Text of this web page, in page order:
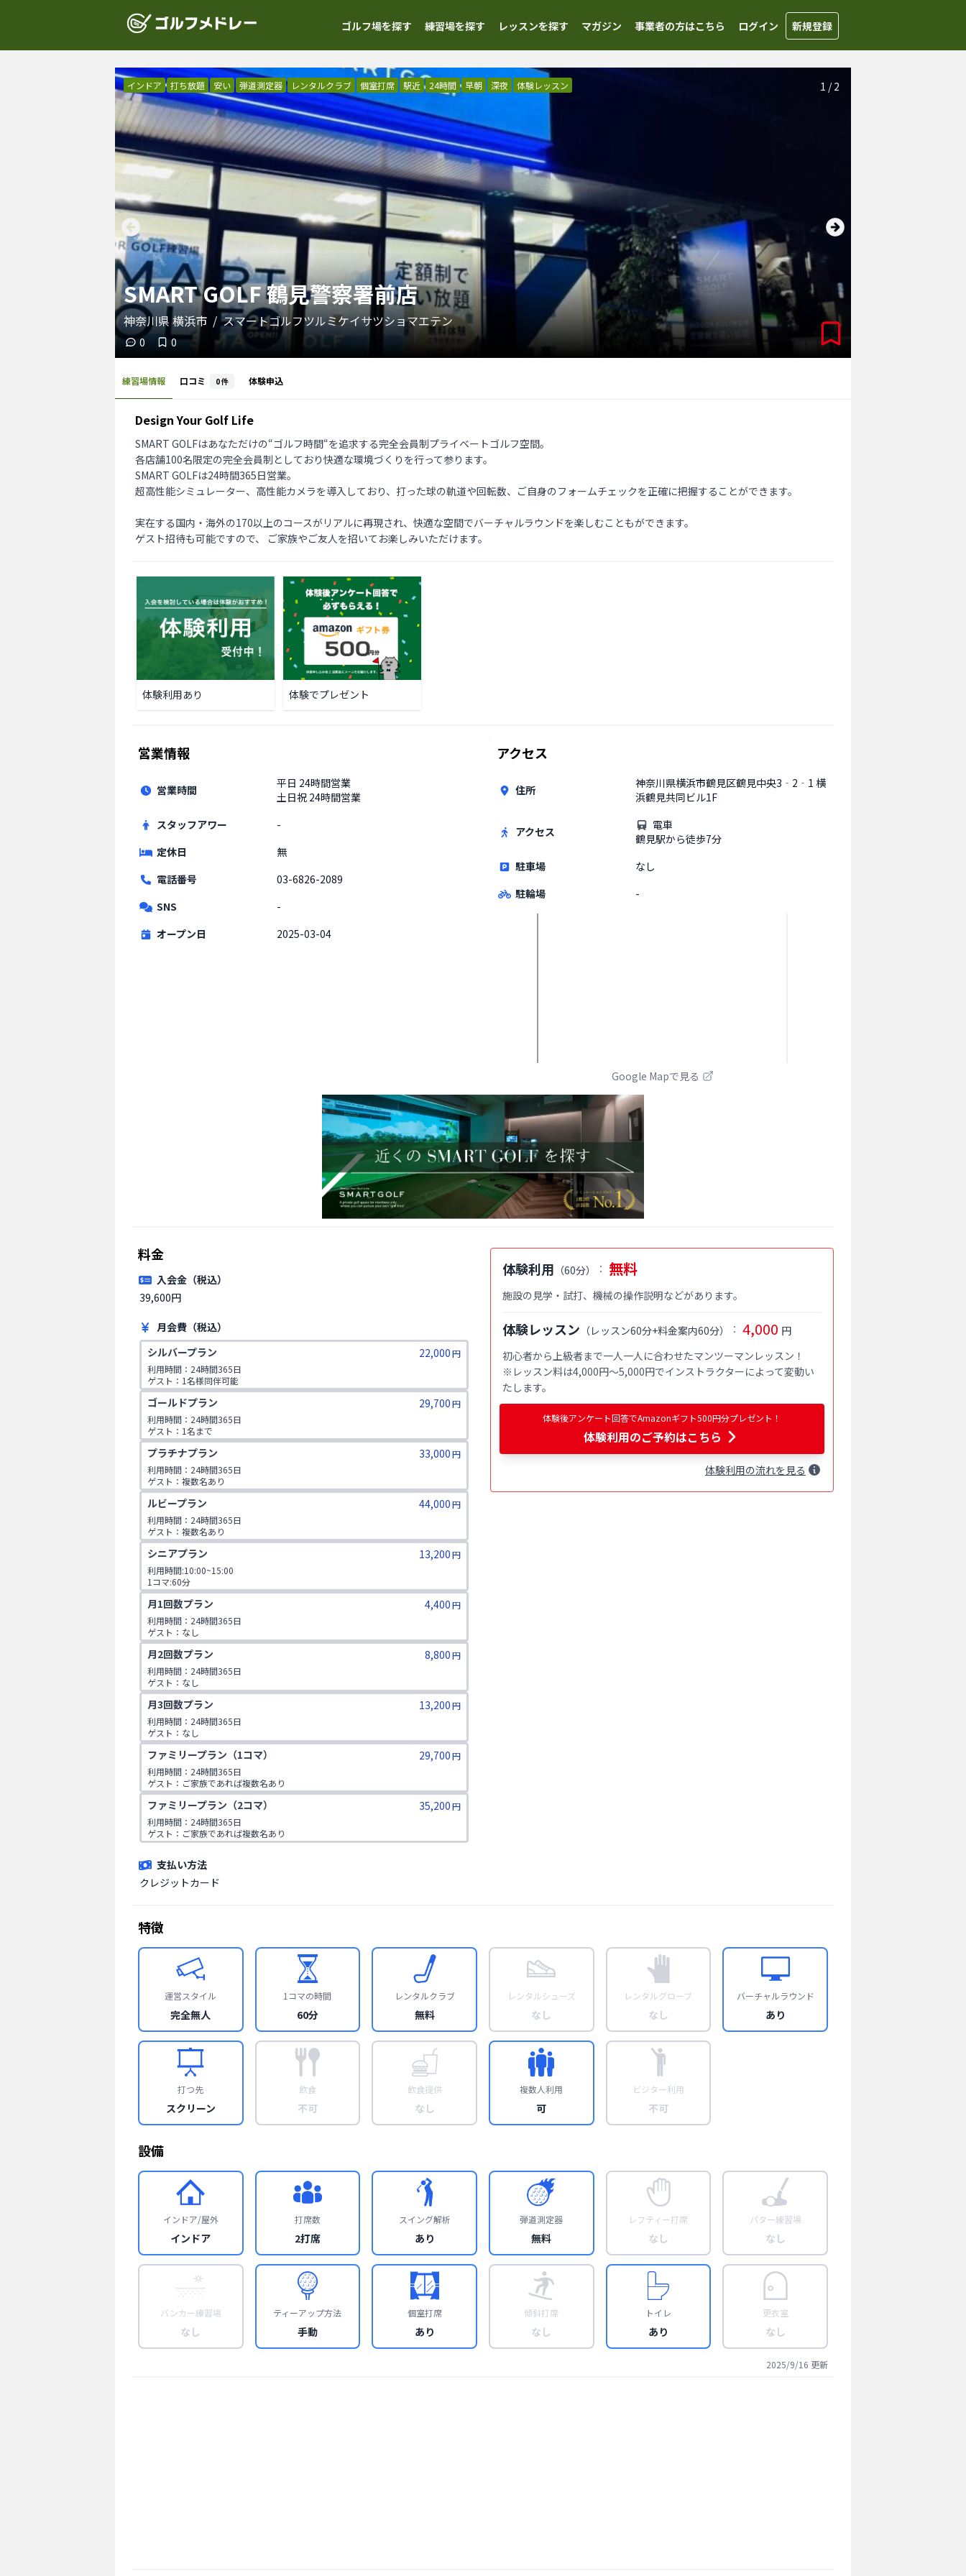
ゴルフ場を探す 練習場を探す レッスンを探す マガジン 事業者の方はこちら ログイン 新規登録
1 /2
インドア 打ち放題 安い 弾道測定器 レンタルクラブ 個室打席 駅近 24時間 早朝 深夜 体験レッスン
SMART GOLF 鶴見警察署前店
神奈川県 横浜市 / スマートゴルフツルミケイサツショマエテン
0 0
練習場情報 口コミ 0件 体験申込
Design Your Golf Life
SMART GOLFはあなただけの“ゴルフ時間“を追求する完全会員制プライベートゴルフ空間。
各店舗100名限定の完全会員制としており快適な環境づくりを行って参ります。
SMART GOLFは24時間365日営業。
超高性能シミュレーター、高性能カメラを導入しており、打った球の軌道や回転数、ご自身のフォームチェックを正確に把握することができます。
実在する国内・海外の170以上のコースがリアルに再現され、快適な空間でバーチャルラウンドを楽しむこともができます。
ゲスト招待も可能ですので、 ご家族やご友人を招いてお楽しみいただけます。
体験利用あり 体験でプレゼント
営業情報
営業時間 平日 24時間営業
土日祝 24時間営業
スタッフアワー
-
定休日
無
電話番号
03-6826-2089
SNS
-
オープン日
2025-03-04
アクセス
住所
神奈川県横浜市鶴見区鶴見中央3‐2‐1 横
浜鶴見共同ビル1F
アクセス
電車
鶴見駅から徒歩7分
駐車場
なし
駐輪場
-
Google Mapで見る
料金
入会金（税込）
39,600円
月会費（税込）
シルバープラン
22,000円
利用時間：24時間365日
ゲスト：1名様同伴可能
ゴールドプラン 29,700円
利用時間：24時間365日
ゲスト：1名まで
1日2コマ予約可
プラチナプラン 33,000円
利用時間：24時間365日
ゲスト：複数名あり
1日2コマ予約可
ルビープラン 44,000円
利用時間：24時間365日
ゲスト：複数名あり
1日3コマ予約可
シニアプラン 13,200円
利用時間:10:00~15:00
1コマ:60分
対象年齢:60歳以上
ゲスト:無し
月1回数プラン 4,400円
利用時間：24時間365日
ゲスト：なし
月2回数プラン 8,800円
利用時間：24時間365日
ゲスト：なし
月3回数プラン 13,200円
利用時間：24時間365日
ゲスト：なし
ファミリープラン（1コマ） 29,700円
利用時間：24時間365日
ゲスト：ご家族であれば複数名あり
※ご入会時にご家族名の登録をお願いしております。二親等までのご家族が対象
です。
ファミリープラン（2コマ） 35,200円
利用時間：24時間365日
ゲスト：ご家族であれば複数名あり
※ご入会時にご家族名の登録をお願いしております。二親等までのご家族が対象
支払い方法
クレジットカード
体験利用 （60分） ： 無料
施設の見学・試打、機械の操作説明などがあります。
体験レッスン （レッスン60分+料金案内60分） ： 4,000 円
初心者から上級者まで一人一人に合わせたマンツーマンレッスン！
※レッスン料は4,000円〜5,000円でインストラクターによって変動い
たします。
体験後アンケート回答でAmazonギフト500円分プレゼント！
体験利用のご予約はこちら
体験利用の流れを見る
特徴
運営スタイル
完全無人
1コマの時間
60分
レンタルクラブ
無料
レンタルシューズ
なし
レンタルグローブ
なし
バーチャルラウンド
あり
打つ先
スクリーン
飲食
不可
飲食提供
なし
複数人利用
可
ビジター利用
不可
設備
インドア/屋外
インドア
打席数
2打席
スイング解析
あり
弾道測定器
無料
レフティー打席
なし
パター練習場
なし
バンカー練習場
なし
ティーアップ方法
手動
個室打席
あり
傾斜打席
なし
トイレ
あり
更衣室
なし
2025/9/16 更新